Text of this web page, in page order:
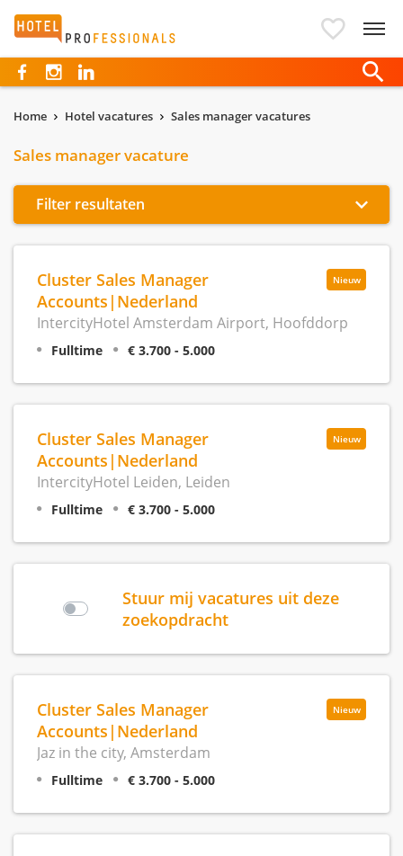
Hotelprofessionals
Home Hotel vacatures Sales manager vacatures
Sales manager vacature
Filter resultaten
Nieuw
Cluster Sales Manager
Accounts|Nederland
IntercityHotel Amsterdam Airport, Hoofddorp
Fulltime € 3.700 - 5.000
Nieuw
Cluster Sales Manager
Accounts|Nederland
IntercityHotel Leiden, Leiden
Fulltime € 3.700 - 5.000
Stuur mij vacatures uit deze
zoekopdracht
Nieuw
Cluster Sales Manager
Accounts|Nederland
Jaz in the city, Amsterdam
Fulltime € 3.700 - 5.000